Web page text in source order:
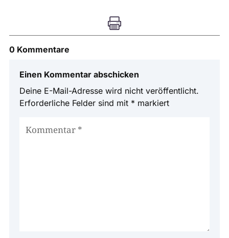

0 Kommentare
Einen Kommentar abschicken
Deine E-Mail-Adresse wird nicht veröffentlicht.
Erforderliche Felder sind mit * markiert